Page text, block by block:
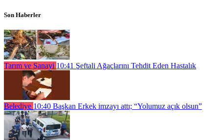
Son Haberler
Tarım ve Sanayi 10:41 Şeftali Ağaçlarını Tehdit Eden Hastalık
Belediye 10:40 Başkan Erkek imzayı attı; “Yolumuz açık olsun”